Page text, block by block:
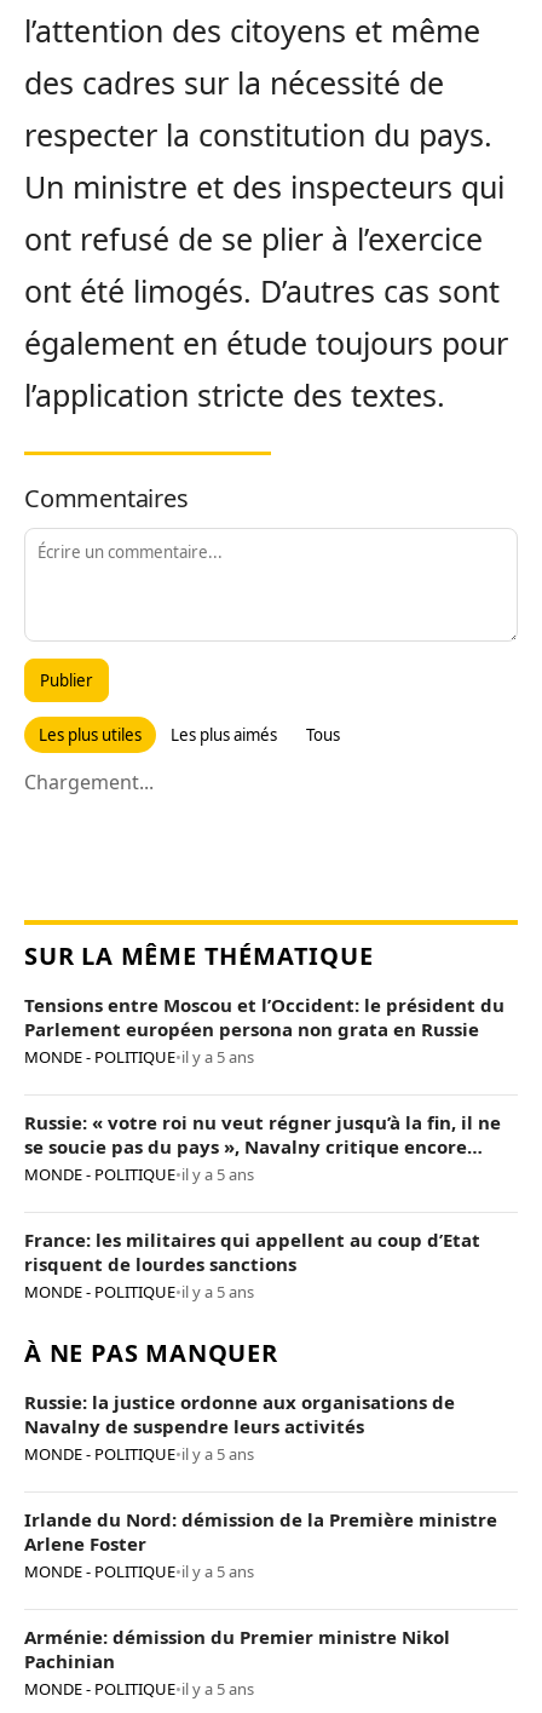
l’attention des citoyens et même
des cadres sur la nécessité de
respecter la constitution du pays.
Un ministre et des inspecteurs qui
ont refusé de se plier à l’exercice
ont été limogés. D’autres cas sont
également en étude toujours pour
l’application stricte des textes.
Commentaires
Publier
Les plus utiles Les plus aimés Tous
Chargement...
SUR LA MÊME THÉMATIQUE
Tensions entre Moscou et l’Occident: le président du
Parlement européen persona non grata en Russie
MONDE - POLITIQUE•il y a 5 ans
Russie: « votre roi nu veut régner jusqu’à la fin, il ne
se soucie pas du pays », Navalny critique encore
Poutine
MONDE - POLITIQUE•il y a 5 ans
France: les militaires qui appellent au coup d’Etat
risquent de lourdes sanctions
MONDE - POLITIQUE•il y a 5 ans
À NE PAS MANQUER
Russie: la justice ordonne aux organisations de
Navalny de suspendre leurs activités
MONDE - POLITIQUE•il y a 5 ans
Irlande du Nord: démission de la Première ministre
Arlene Foster
MONDE - POLITIQUE•il y a 5 ans
Arménie: démission du Premier ministre Nikol
Pachinian
MONDE - POLITIQUE•il y a 5 ans